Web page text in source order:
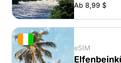
Ab 8,99 $
eSIM